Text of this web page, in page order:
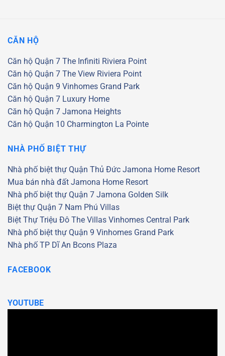
CĂN HỘ
Căn hộ Quận 7 The Infiniti Riviera Point
Căn hộ Quận 7 The View Riviera Point
Căn hộ Quận 9 Vinhomes Grand Park
Căn hộ Quận 7 Luxury Home
Căn hộ Quận 7 Jamona Heights
Căn hộ Quận 10 Charmington La Pointe
NHÀ PHỐ BIỆT THỰ
Nhà phố biệt thự Quận Thủ Đức Jamona Home Resort
Mua bán nhà đất Jamona Home Resort
Nhà phố biệt thự Quận 7 Jamona Golden Silk
Biệt thự Quận 7 Nam Phú Villas
Biệt Thự Triệu Đô The Villas Vinhomes Central Park
Nhà phố biệt thự Quận 9 Vinhomes Grand Park
Nhà phố TP Dĩ An Bcons Plaza
FACEBOOK
YOUTUBE